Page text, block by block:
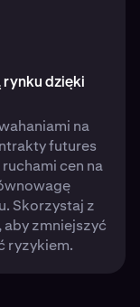
rynku dzięki
na
futures
cen na
Skorzystaj z
zmniejszyć
ryzykiem.